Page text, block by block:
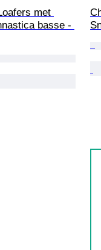
met
basse -